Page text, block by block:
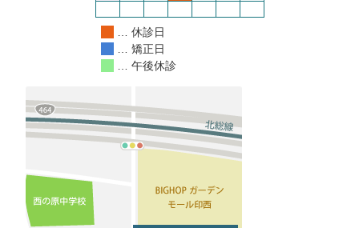
… 休診日
… 矯正日
… 午後休診